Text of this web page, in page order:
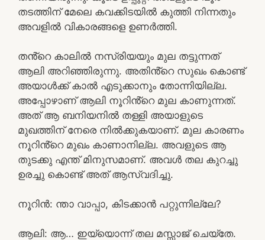
തടത്തിന് മേലെ കവക്കിടയിൽ കുത്തി നിന്നതും
അവളിൽ വികാരങ്ങളെ ഉണർത്തി.
തൻ്റെ കാലിൽ നസ്രിയയും മുല തട്ടുന്നത്
ആലി അറിഞ്ഞിരുന്നു. അതിൻ്റെ സുഖം കൊണ്ട്
അയാൾക്ക് കാൽ എടുക്കാനും തോന്നിയില്ല.
അപ്പോഴാണ് ആലി നൂറിൻ്റെ മുല കാണുന്നത്.
അത് ആ ബനിയനിൽ തള്ളി അയാളുടെ
മുഖത്തിന് നേരെ നിൽക്കുകയാണ്. മുല കാരണം
നൂറിൻ്റെ മുഖം കാണാനില്ല. അവളുടെ ആ
തുടക്കു എന്ത് മിനുസമാണ്. അവൾ തല കുറച്ചു
ഉരച്ചു കൊണ്ട് അത് ആസ്വദിച്ചു.
നൂറിൻ: ന്താ വാപ്പാ, കിടക്കാൻ പറ്റുന്നില്ലേ?
ആലി: ആ… ഇയ്യൊന്ന് തല മസ്സാജ് ചെയ്തേ.